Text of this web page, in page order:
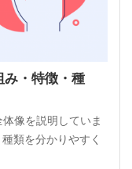
み・特徴・種
像を説明していま
類を分かりやすく